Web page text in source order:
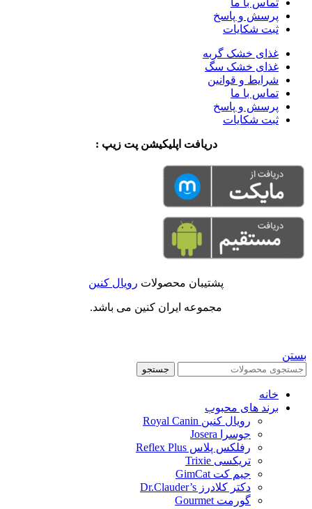
تماس با ما
پرسش و پاسخ
ثبت شکایات
غذای خشک گربه
غذای خشک سگ
شرایط و قوانین
تماس با ما
پرسش و پاسخ
ثبت شکایات
دریافت اپلیکیشن پت زیپ :
پشتیبان محصولات رویال کنین
مجموعه ایران کنین می باشد.
بستن
جستجو
خانه
برند های محبوب
رویال کنین Royal Canin
جوسرا Josera
رفلکس پلاس Reflex Plus
تریکسی Trixie
جیم کت GimCat
دکتر کلادرز Dr.Clauder’s
گورمت Gourmet